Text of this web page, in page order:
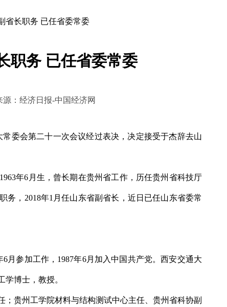
省长职务 已任省委常委
职务 已任省委常委
源：经济日报-中国经济网
委会第二十一次会议经过表决，决定接受于杰辞去山
年6月生，曾长期在贵州省工作，历任贵州省科技厅
务，2018年1月任山东省副省长，近日已任山东省委常
参加工作，1987年6月加入中国共产党。西安交通大
博士，教授。
贵州工学院材料与结构测试中心主任、贵州省科协副